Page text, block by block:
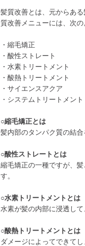
髪質改善とは、元からあ
質改善メニューには、次の
・縮毛矯正
・酸性ストレート
・水素トリートメント
・酸熱トリートメント
・サイエンスアクア
・システムトリートメント
○縮毛矯正とは
髪内部のタンパク質の結
○酸性ストレートとは
縮毛矯正の一種ですが、
す。
○水素トリートメントとは
水素が髪の内部に浸透し
○酸熱トリートメントとは
ダメージによってできて